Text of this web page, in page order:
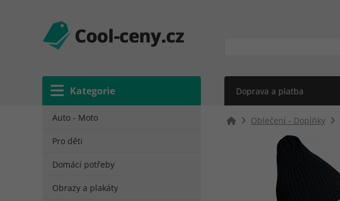
Kategorie Doprava a platba
Auto - Moto
Pro děti
Domácí potřeby
Obrazy a plakáty
Oblečení - Doplňky